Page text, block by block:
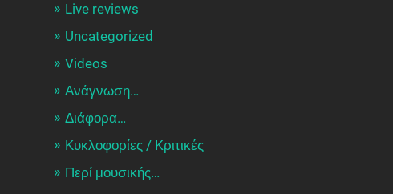
Live reviews
Uncategorized
Videos
Ανάγνωση…
Διάφορα…
Κυκλοφορίες / Kριτικές
Περί μουσικής…